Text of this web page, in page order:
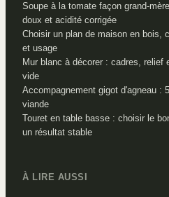
Soupe à la tomate façon grand-
doux et acidité corrigée
Choisir un plan de maison en bois,
et usage
Mur blanc à décorer : cadres, relief
vide
Accompagnement gigot d'agneau :
viande
Touret en table basse : choisir le
un résultat stable
À LIRE AUSSI